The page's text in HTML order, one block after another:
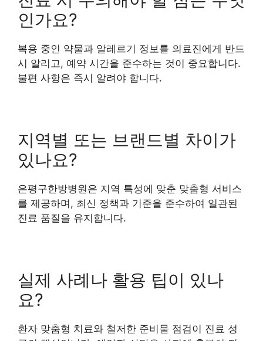
인가요?
복용 중인 약물과 알레르기 정보를 의료진에게 반드
시 알리고, 예약 시간을 준수하는 것이 중요합니다.
불편 사항은 즉시 알려야 합니다.
지역별 또는 브랜드별 차이가
있나요?
은평구한방병원은 지역 특성에 맞춘 맞춤형 서비스
를 제공하며, 최신 정책과 기준을 준수하여 일관된
진료 품질을 유지합니다.
실제 사례나 활용 팁이 있나
요?
환자 맞춤형 치료와 철저한 준비물 점검이 진료 성